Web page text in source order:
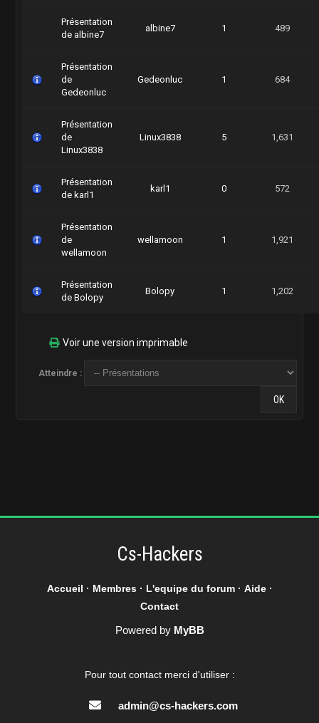
Présentation
de albine7
albine7 1 489
Présentation
de
Gedeonluc
Gedeonluc 1 684
Présentation
de
Linux3838
Linux3838 5 1,631
Présentation
de karl1
karl1 0 572
Présentation
de
wellamoon
wellamoon 1 1,921
Présentation
de Bolopy
Bolopy 1 1,202
Voir une version imprimable
Atteindre :
Cs-Hackers
Accueil · Membres· L'equipe du forum· Aide·
Contact
Powered by MyBB
Pour tout contact merci d'utiliser :
admin@cs-hackers.com